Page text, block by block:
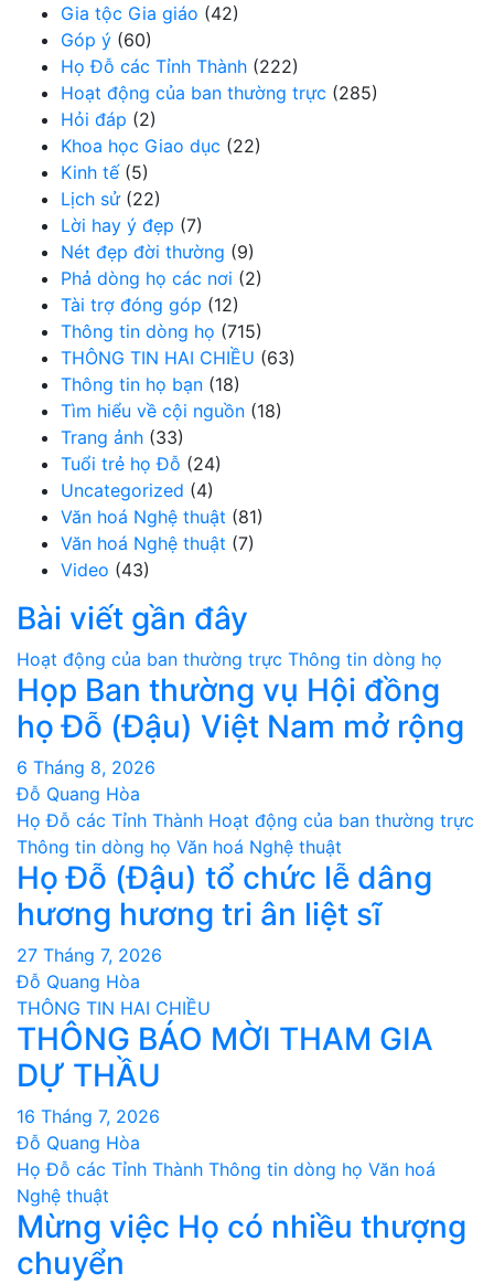
Gia tộc Gia giáo (42)
Góp ý (60)
Họ Đỗ các Tỉnh Thành (222)
Hoạt động của ban thường trực (285)
Hỏi đáp (2)
Khoa học Giao dục (22)
Kinh tế(5)
Lịch sử(22)
Lời hay ý đẹp (7)
Nét đẹp đời thường (9)
Phả dòng họ các nơi (2)
Tài trợ đóng góp (12)
Thông tin dòng họ (715)
THÔNG TIN HAI CHIỀU (63)
Thông tin họ bạn (18)
Tìm hiểu về cội nguồn (18)
Trang ảnh (33)
Tuổi trẻ họ Đỗ (24)
Uncategorized (4)
Văn hoá Nghệ thuật (81)
Văn hoá Nghệ thuật (7)
Video (43)
Bài viết gần đây
Hoạt động của ban thường trực Thông tin dòng họ
Họp Ban thường vụ Hội đồng
họ Đỗ (Đậu) Việt Nam mở rộng
6 Tháng 8, 2026
Đỗ Quang Hòa
Họ Đỗ các Tỉnh Thành Hoạt động của ban thường trực
Thông tin dòng họ Văn hoá Nghệ thuật
Họ Đỗ (Đậu) tổ chức lễ dâng
hương hương tri ân liệt sĩ
27 Tháng 7, 2026
Đỗ Quang Hòa
THÔNG TIN HAI CHIỀU
THÔNG BÁO MỜI THAM GIA
DỰ THẦU
16 Tháng 7, 2026
Đỗ Quang Hòa
Họ Đỗ các Tỉnh Thành Thông tin dòng họ Văn hoá
Nghệ thuật
Mừng việc Họ có nhiều thượng
chuyển